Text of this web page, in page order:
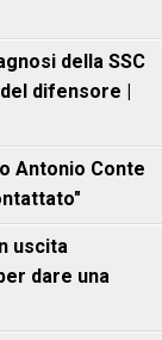
della SSC
difensore |
Antonio Conte
uscita
dare una